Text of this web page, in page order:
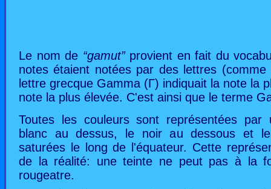
Le nom de “gamut”provient en fait du
notes étaient notées par des lettres (comme
lettre grecque Gamma (Γ) indiquait la note la
note la plus élevée. C'est ainsi que le terme
Toutes les couleurs sont représentées
blanc au dessus, le noir au dessous et
saturées le long de l'équateur. Cette
de la réalité: une teinte ne peut pas à la
rougeatre.